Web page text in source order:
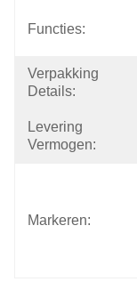
Functies:
Verpakking
Details:
Levering
Vermogen:
Markeren: